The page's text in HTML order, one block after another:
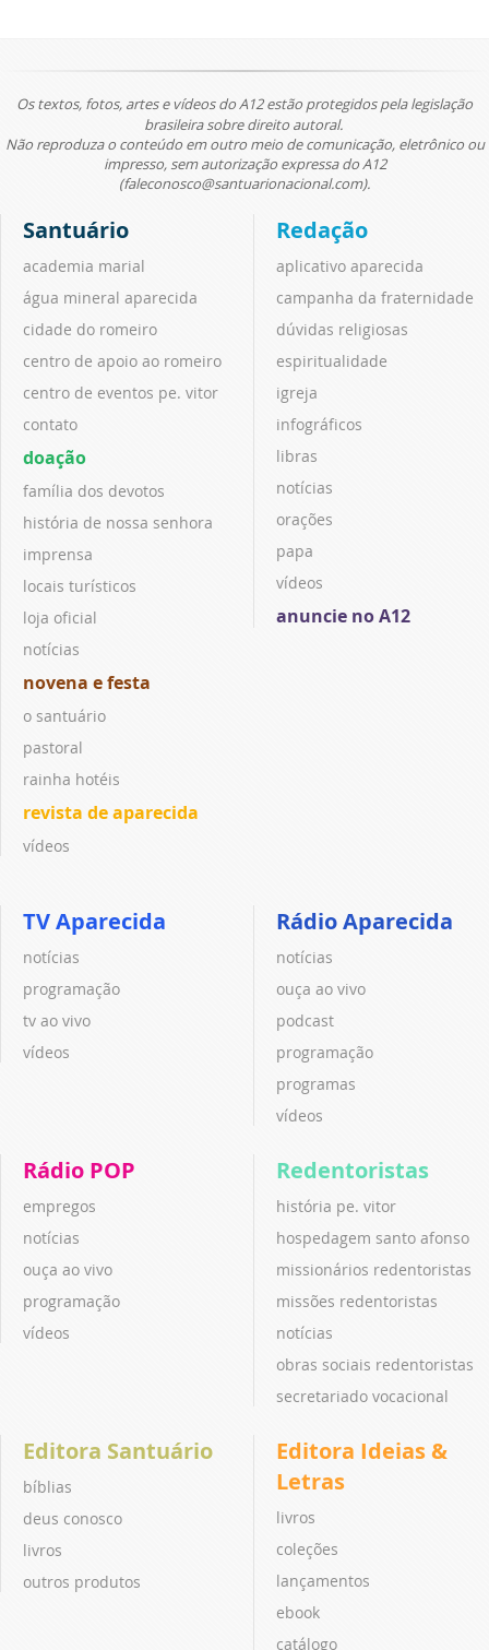
Os textos, fotos, artes e vídeos do A12 estão protegidos pela legislação
brasileira sobre direito autoral.
Não reproduza o conteúdo em outro meio de comunicação, eletrônico ou
impresso, sem autorização expressa do A12
(faleconosco@santuarionacional.com).
Santuário
academia marial
água mineral aparecida
cidade do romeiro
centro de apoio ao romeiro
centro de eventos pe. vitor
contato
doação
família dos devotos
história de nossa senhora
imprensa
locais turísticos
loja oficial
notícias
novena e festa
o santuário
pastoral
rainha hotéis
revista de aparecida
vídeos
Redação
aplicativo aparecida
campanha da fraternidade
dúvidas religiosas
espiritualidade
igreja
infográficos
libras
notícias
orações
papa
vídeos
anuncie no A12
TV Aparecida
notícias
programação
tv ao vivo
vídeos
Rádio Aparecida
notícias
ouça ao vivo
podcast
programação
programas
vídeos
Rádio POP
empregos
notícias
ouça ao vivo
programação
vídeos
Redentoristas
história pe. vitor
hospedagem santo afonso
missionários redentoristas
missões redentoristas
notícias
obras sociais redentoristas
secretariado vocacional
Editora Santuário
bíblias
deus conosco
livros
outros produtos
Editora Ideias &
Letras
livros
coleções
lançamentos
ebook
catálogo